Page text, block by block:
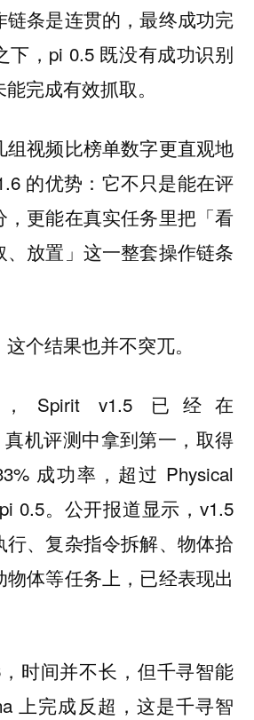
链条是连贯的，最终成功完
下，pi 0.5 既没有成功识别
完成有效抓取。
组视频比榜单数字更直观地
的优势：它不只是能在评
，更能在真实任务里把「看
、放置」这一整套操作链条
个结果也并不突兀。
Spirit v1.5 已经在
真机评测中拿到第一，取得
成功率，超过 Physical
0.5。公开报道显示，v1.5
行、复杂指令拆解、物体拾
体等任务上，已经表现出
时间并不长，但千寻智能
上完成反超，这是千寻智